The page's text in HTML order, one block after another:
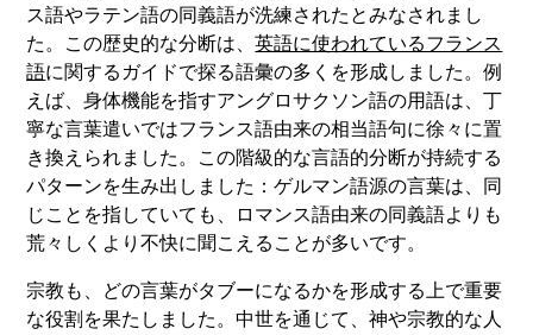
ス語やラテン語の同義語が洗練されたとみなされまし
た。この歴史的な分断は、英語に使われているフランス
語に関するガイドで探る語彙の多くを形成しました。例
えば、身体機能を指すアングロサクソン語の用語は、丁
寧な言葉遣いではフランス語由来の相当語句に徐々に置
き換えられました。この階級的な言語的分断が持続する
パターンを生み出しました：ゲルマン語源の言葉は、同
じことを指していても、ロマンス語由来の同義語よりも
荒々しくより不快に聞こえることが多いです。
宗教も、どの言葉がタブーになるかを形成する上で重要
な役割を果たしました。中世を通じて、神や宗教的な人